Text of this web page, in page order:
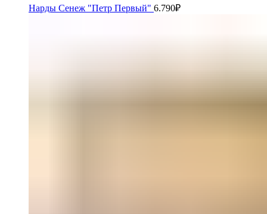
Нарды Сенеж "Петр Первый" 6.790₽